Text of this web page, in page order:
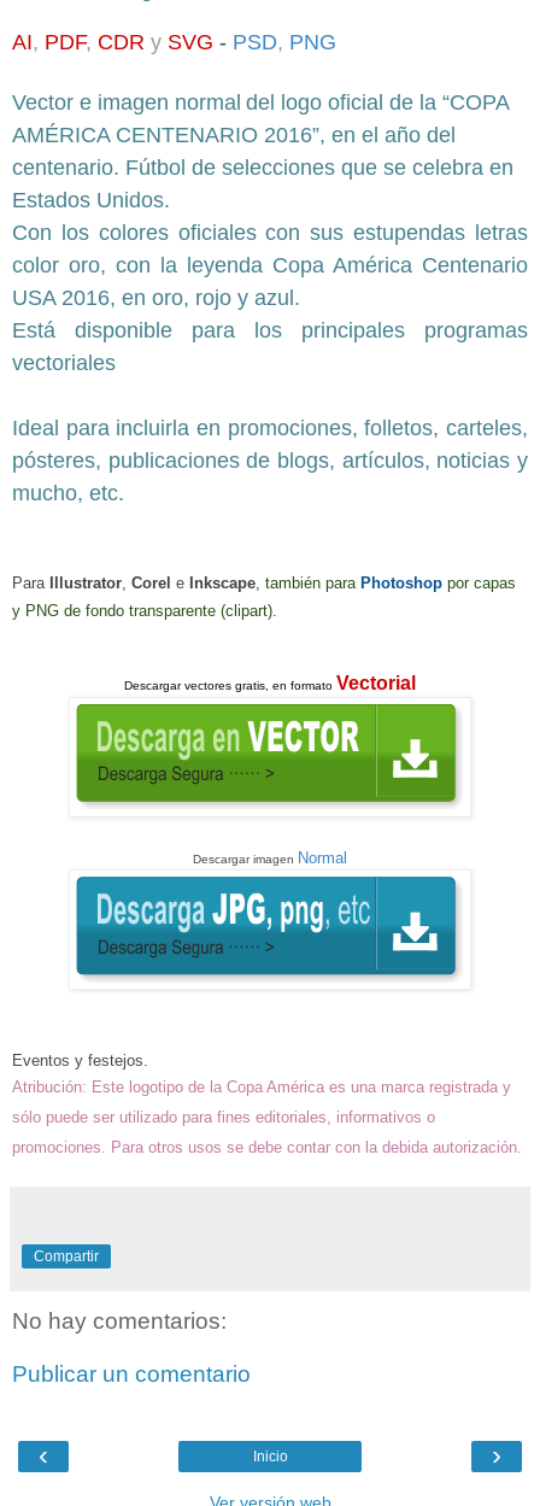
AI, PDF, CDR y SVG - PSD, PNG
Vector e imagen normal del logo oficial de la “COPA
AMÉRICA CENTENARIO 2016”, en el año del
centenario. Fútbol de selecciones que se celebra en
Estados Unidos.
Con los colores oficiales con sus estupendas letras
color oro, con la leyenda Copa América Centenario
USA 2016, en oro, rojo y azul.
Está disponible para los principales programas
vectoriales
Ideal para incluirla en promociones, folletos, carteles,
pósteres, publicaciones de blogs, artículos, noticias y
mucho, etc.
Para Illustrator, Corel e Inkscape, también para Photoshop por capas
y PNG de fondo transparente (clipart).
Descargarvectores gratis, en formato Vectorial
Descargar imagen Normal
Eventos y festejos.
Atribución: Este logotipo de la Copa América es una marca registrada y
sólo puede ser utilizado para fines editoriales, informativos o
promociones. Para otros usos se debe contar con la debida autorización.
Compartir
No hay comentarios:
Publicar un comentario
‹ ›
Inicio